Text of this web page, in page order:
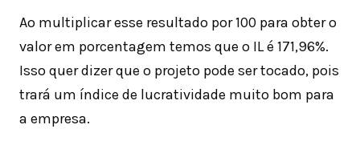
Ao multiplicar esse resultado por 100 para obter o
valor em porcentagem temos que o IL é 171,96%.
Isso quer dizer que o projeto pode ser tocado, pois
trará um índice de lucratividade muito bom para
a empresa.